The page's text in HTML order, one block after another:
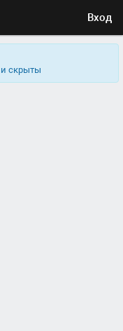
Вход
скрыты